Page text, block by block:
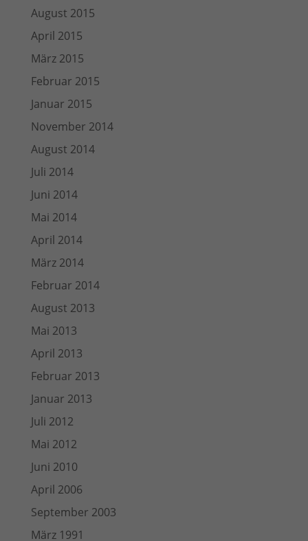
August 2015
April 2015
März 2015
Februar 2015
Januar 2015
November 2014
August 2014
Juli 2014
Juni 2014
Mai 2014
April 2014
März 2014
Februar 2014
August 2013
Mai 2013
April 2013
Februar 2013
Januar 2013
Juli 2012
Mai 2012
Juni 2010
April 2006
September 2003
März 1991